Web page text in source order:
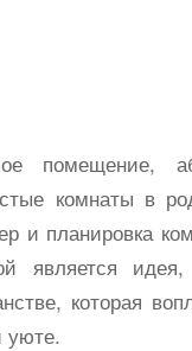
помещение,
комнаты в
и планировка
идея,
которая
уюте.